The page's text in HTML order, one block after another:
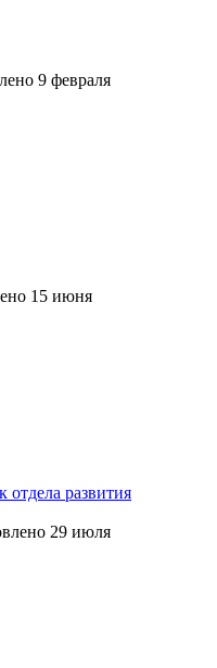
9 февраля
15 июня
отдела развития
29 июля